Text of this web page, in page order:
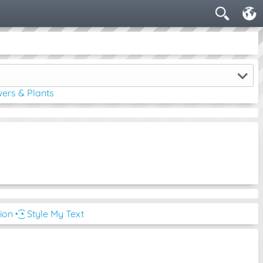
& Plants
◔͜͡◔ Style My Text